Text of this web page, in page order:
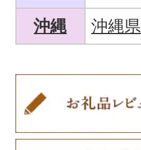
沖縄
沖縄県